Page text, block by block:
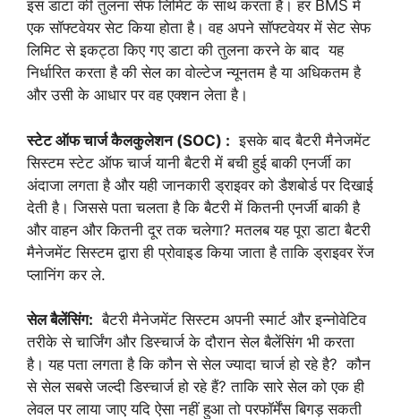
इस डाटा की तुलना सेफ लिमिट के साथ करता है। हर BMS में
एक सॉफ्टवेयर सेट किया होता है। वह अपने सॉफ्टवेयर में सेट सेफ
लिमिट से इकट्ठा किए गए डाटा की तुलना करने के बाद यह
निर्धारित करता है की सेल का वोल्टेज न्यूनतम है या अधिकतम है
और उसी के आधार पर वह एक्शन लेता है।
स्टेट ऑफ चार्ज कैलकुलेशन (SOC) : इसके बाद बैटरी मैनेजमेंट
सिस्टम स्टेट ऑफ चार्ज यानी बैटरी में बची हुई बाकी एनर्जी का
अंदाजा लगता है और यही जानकारी ड्राइवर को डैशबोर्ड पर दिखाई
देती है। जिससे पता चलता है कि बैटरी में कितनी एनर्जी बाकी है
और वाहन और कितनी दूर तक चलेगा? मतलब यह पूरा डाटा बैटरी
मैनेजमेंट सिस्टम द्वारा ही प्रोवाइड किया जाता है ताकि ड्राइवर रेंज
प्लानिंग कर ले.
सेल बैलेंसिंग: बैटरी मैनेजमेंट सिस्टम अपनी स्मार्ट और इन्नोवेटिव
तरीके से चार्जिंग और डिस्चार्ज के दौरान सेल बैलेंसिंग भी करता
है। यह पता लगता है कि कौन से सेल ज्यादा चार्ज हो रहे है? कौन
से सेल सबसे जल्दी डिस्चार्ज हो रहे हैं? ताकि सारे सेल को एक ही
लेवल पर लाया जाए यदि ऐसा नहीं हुआ तो परफॉर्मेंस बिगड़ सकती